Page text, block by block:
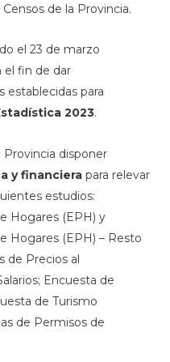
de la Provincia.
el 23 de marzo
el fin de dar
establecidas para
2023.
Provincia disponer
y financierapara relevar
estudios:
Hogares (EPH) y
Hogares (EPH) – Resto
de Precios al
Encuesta de
de Turismo
de Permisos de